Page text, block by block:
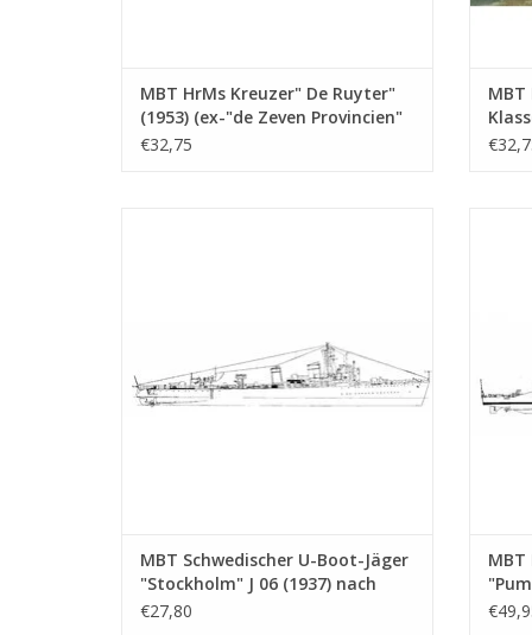
MBT HrMs Kreuzer" De Ruyter"
(1953) (ex-"de Zeven Provincien"
(1939)) - Bauzeichnung Maßstab
€32,75
MBT
MBT Schwedischer U-Boot-Jäger
"Stockholm" J 06 (1937) nach
Umbau (1951) - Bauzeichnung
€27,80